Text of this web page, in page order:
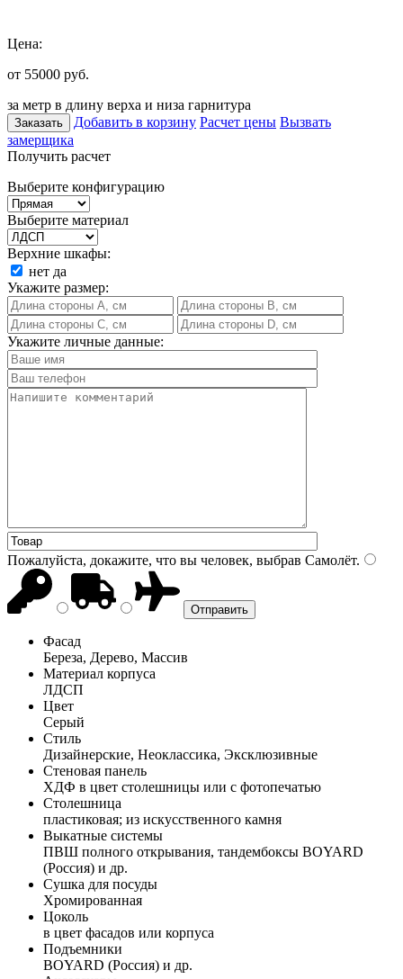
Цена:
от 55000 руб.
за метр в длину верха и низа гарнитура
Заказать Добавить в корзину Расчет цены Вызвать
замерщика
Получить расчет
Выберите конфигурацию
Выберите материал
Верхние шкафы:
нет да
Укажите размер:
Укажите личные данные:
Пожалуйста, докажите, что вы человек, выбрав Самолёт.
Фасад
Береза, Дерево, Массив
Материал корпуса
ЛДСП
Цвет
Серый
Стиль
Дизайнерские, Неоклассика, Эксклюзивные
Стеновая панель
ХДФ в цвет столешницы или с фотопечатью
Столешница
пластиковая; из искусственного камня
Выкатные системы
ПВШ полного открывания, тандембоксы BOYARD
(Россия) и др.
Сушка для посуды
Хромированная
Цоколь
в цвет фасадов или корпуса
Подъемники
BOYARD (Россия) и др.